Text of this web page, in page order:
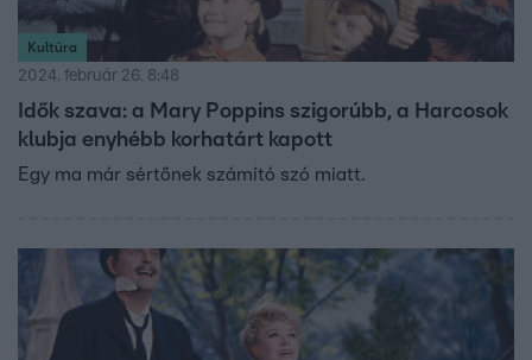
Kultúra
2024. február 26. 8:48
Idők szava: a Mary Poppins szigorúbb, a Harcosok
klubja enyhébb korhatárt kapott
Egy ma már sértőnek számító szó miatt.